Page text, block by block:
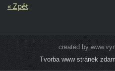
« Zpět
created by
Tvorba www stránek